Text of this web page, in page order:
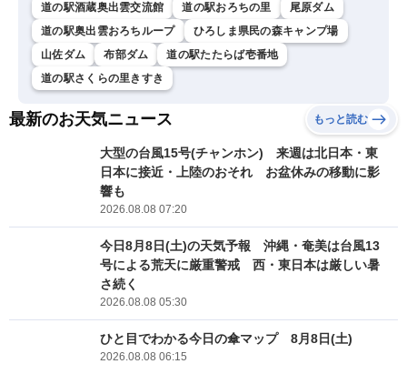
道の駅酒蔵奥出雲交流館 道の駅おろちの里
尾原ダム
道の駅奥出雲おろちループ
ひろしま県民の森キャンプ場
山佐ダム
布部ダム
道の駅たたらば壱番地
道の駅さくらの里きすき
最新のお天気ニュース もっと読む
大型の台風15号(チャンホン) 来週は北日本・東
日本に接近・上陸のおそれ お盆休みの移動に影
響も
2026.08.08 07:20
今日8月8日(土)の天気予報 沖縄・奄美は台風13
号による荒天に厳重警戒 西・東日本は厳しい暑
さ続く
2026.08.08 05:30
ひと目でわかる今日の傘マップ 8月8日(土)
2026.08.08 06:15